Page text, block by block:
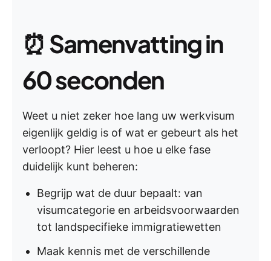
⏰Samenvatting in
60 seconden
Weet u niet zeker hoe lang uw werkvisum
eigenlijk geldig is of wat er gebeurt als het
verloopt? Hier leest u hoe u elke fase
duidelijk kunt beheren:
Begrijp wat de duur bepaalt: van
visumcategorie en arbeidsvoorwaarden
tot landspecifieke immigratiewetten
Maak kennis met de verschillende